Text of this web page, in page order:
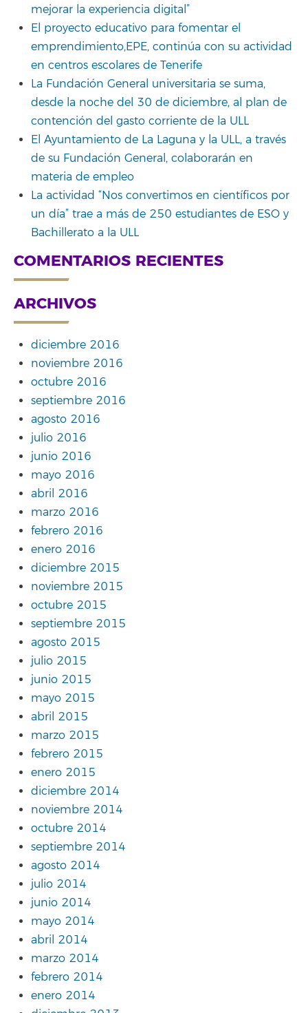
mejorar la experiencia digital”
El proyecto educativo para fomentar el
emprendimiento,EPE, continúa con su actividad
en centros escolares de Tenerife
La Fundación General universitaria se suma,
desde la noche del 30 de diciembre, al plan de
contención del gasto corriente de la ULL
El Ayuntamiento de La Laguna y la ULL, a través
de su Fundación General, colaborarán en
materia de empleo
La actividad “Nos convertimos en científicos por
un día” trae a más de 250 estudiantes de ESO y
Bachillerato a la ULL
COMENTARIOS RECIENTES
ARCHIVOS
diciembre 2016
noviembre 2016
octubre 2016
septiembre 2016
agosto 2016
julio 2016
junio 2016
mayo 2016
abril 2016
marzo 2016
febrero 2016
enero 2016
diciembre 2015
noviembre 2015
octubre 2015
septiembre 2015
agosto 2015
julio 2015
junio 2015
mayo 2015
abril 2015
marzo 2015
febrero 2015
enero 2015
diciembre 2014
noviembre 2014
octubre 2014
septiembre 2014
agosto 2014
julio 2014
junio 2014
mayo 2014
abril 2014
marzo 2014
febrero 2014
enero 2014